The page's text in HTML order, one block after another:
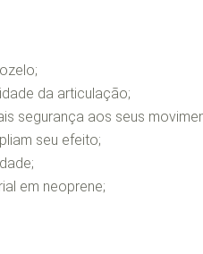
da articulação;
segurança aos seus
seu efeito;
em neoprene;